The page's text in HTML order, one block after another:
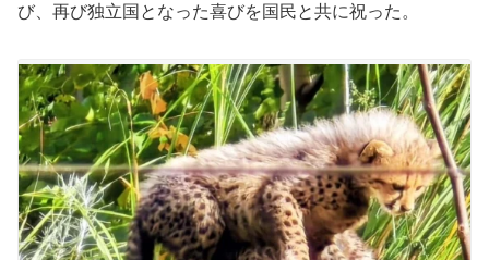
び、再び独立国となった喜びを国民と共に祝った。